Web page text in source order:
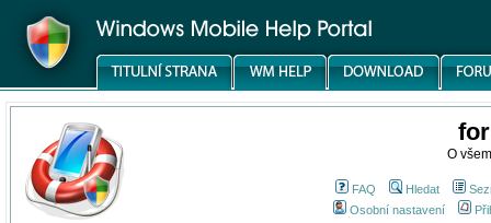
O
FAQ Hledat
Osobní nastavení